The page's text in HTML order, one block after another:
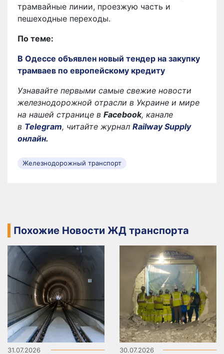
трамвайные линии, проезжую часть и
пешеходные переходы.
По теме:
В Одессе объявлен новый тендер на закупку
трамваев по европейскому кредиту
Узнавайте первыми самые свежие новости
железнодорожной отрасли в Украине и мире
на нашей странице в Facebook, канале
в Telegram, читайте журнал Railway Supply
онлайн.
Железнодорожный транспорт
Похожие Новости ЖД транспорта
31.07.2026 30.07.2026